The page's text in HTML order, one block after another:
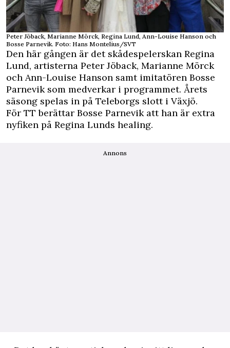
Peter Jöback, Marianne Mörck, Regina Lund, Ann-Louise Hanson och
Bosse Parnevik. Foto: Hans Montelius/SVT
Den här gången är det skådespelerskan Regina
Lund, artisterna Peter Jöback, Marianne Mörck
och Ann-Louise Hanson samt imitatören Bosse
Parnevik som medverkar i programmet. Årets
säsong spelas in på Teleborgs slott i Växjö.
För TT berättar Bosse Parnevik att han är extra
nyfiken på Regina Lunds healing.
Annons